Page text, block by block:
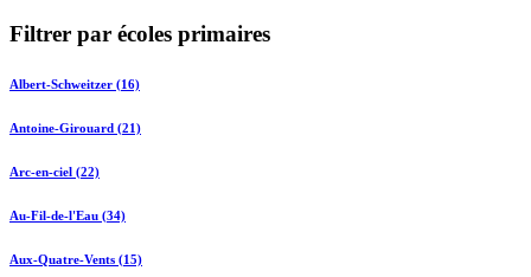
Filtrer par écoles primaires
Albert-Schweitzer (16)
Antoine-Girouard (21)
Arc-en-ciel (22)
Au-Fil-de-l'Eau (34)
Aux-Quatre-Vents (15)